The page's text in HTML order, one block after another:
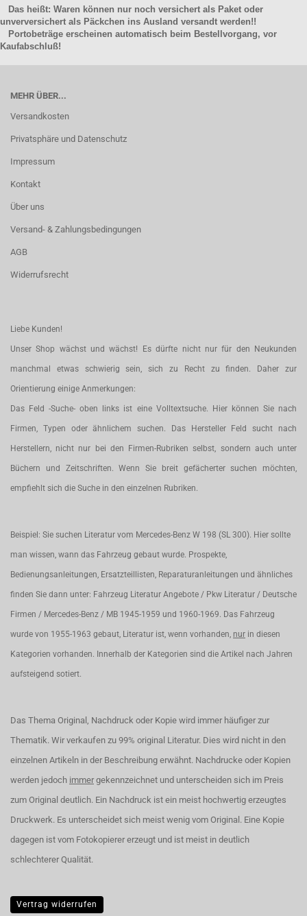
Das heißt: Waren können nur noch versichert als Paket oder
unverversichert als Päckchen ins Ausland versandt werden!!
Portobeträge erscheinen automatisch beim Bestellvorgang, vor
Kaufabschluß!
MEHR ÜBER...
Versandkosten
Privatsphäre und Datenschutz
Impressum
Kontakt
Über uns
Versand- & Zahlungsbedingungen
AGB
Widerrufsrecht
Liebe Kunden!
Unser Shop wächst und wächst! Es dürfte nicht nur für den Neukunden
manchmal etwas schwierig sein, sich zu Recht zu finden. Daher zur
Orientierung einige Anmerkungen:
Das Feld -Suche- oben links ist eine Volltextsuche. Hier können Sie nach
Firmen, Typen oder ähnlichem suchen. Das Hersteller Feld sucht nach
Herstellern, nicht nur bei den Firmen-Rubriken selbst, sondern auch unter
Büchern und Zeitschriften. Wenn Sie breit gefächerter suchen möchten,
empfiehlt sich die Suche in den einzelnen Rubriken.
Beispiel: Sie suchen Literatur vom Mercedes-Benz W 198 (SL 300). Hier sollte
man wissen, wann das Fahrzeug gebaut wurde. Prospekte,
Bedienungsanleitungen, Ersatzteillisten, Reparaturanleitungen und ähnliches
finden Sie dann unter: Fahrzeug Literatur Angebote / Pkw Literatur / Deutsche
Firmen / Mercedes-Benz / MB 1945-1959 und 1960-1969. Das Fahrzeug
wurde von 1955-1963 gebaut, Literatur ist, wenn vorhanden, nur in diesen
Kategorien vorhanden. Innerhalb der Kategorien sind die Artikel nach Jahren
aufsteigend sotiert.
Das Thema Original, Nachdruck oder Kopie wird immer häufiger zur
Thematik. Wir verkaufen zu 99% original Literatur. Dies wird nicht in den
einzelnen Artikeln in der Beschreibung erwähnt. Nachdrucke oder Kopien
werden jedoch immer gekennzeichnet und unterscheiden sich im Preis
zum Original deutlich. Ein Nachdruck ist ein meist hochwertig erzeugtes
Druckwerk. Es unterscheidet sich meist wenig vom Original. Eine Kopie
dagegen ist vom Fotokopierer erzeugt und ist meist in deutlich
schlechterer Qualität.
Vertrag widerrufen